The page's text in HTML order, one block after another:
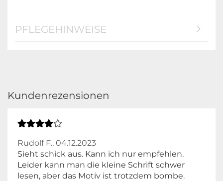
PFLEGEHINWEISE
Kundenrezensionen
Rudolf F., 04.12.2023
Sieht schick aus. Kann ich nur empfehlen.
Leider kann man die kleine Schrift schwer
lesen, aber das Motiv ist trotzdem bombe.